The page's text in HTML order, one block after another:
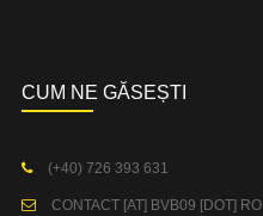
CUM NE GĂSEȘTI
(+40) 726 393 631
CONTACT [AT] BVB09 [DOT] RO